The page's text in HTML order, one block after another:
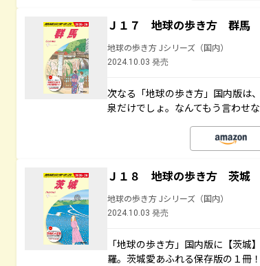
Ｊ１７ 地球の歩き方 群馬
地球の歩き方 Jシリーズ（国内）
2024.10.03 発売
次なる「地球の歩き方」国内版は
泉だけでしょ。なんてもう言わせな
Ｊ１８ 地球の歩き方 茨城
地球の歩き方 Jシリーズ（国内）
2024.10.03 発売
「地球の歩き方」国内版に【茨
羅。茨城愛あふれる保存版の１冊！